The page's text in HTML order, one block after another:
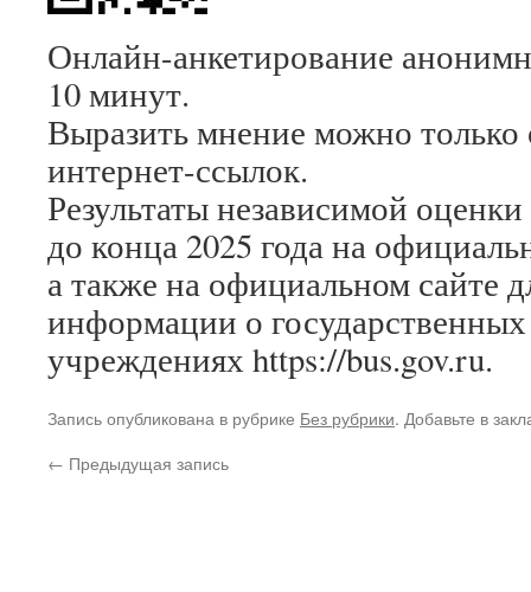
Онлайн-анкетирование
10 минут.
Выразить мнение можно только
интернет-ссылок.
Результаты независимой
до конца 2025 года на
а также на официальном сайте
информации о
учреждениях https://bus.gov.ru.
Запись опубликована в рубрике Без рубрики. Добавьте в
← Предыдущая запись